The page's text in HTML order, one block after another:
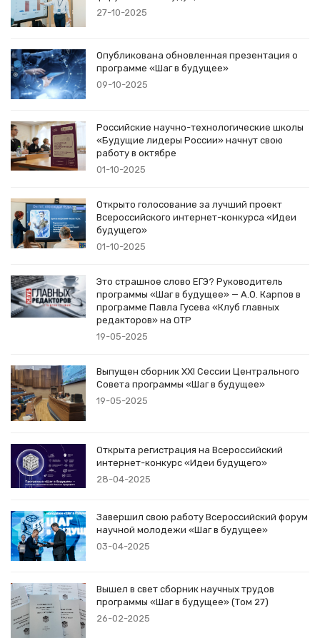
27-10-2025
Опубликована обновленная презентация о
программе «Шаг в будущее»
09-10-2025
Российские научно-технологические школы
«Будущие лидеры России» начнут свою
работу в октябре
01-10-2025
Открыто голосование за лучший проект
Всероссийского интернет-конкурса «Идеи
будущего»
01-10-2025
Это страшное слово ЕГЭ? Руководитель
программы «Шаг в будущее» — А.О. Карпов в
программе Павла Гусева «Клуб главных
редакторов» на ОТР
19-05-2025
Выпущен сборник XXI Сессии Центрального
Совета программы «Шаг в будущее»
19-05-2025
Открыта регистрация на Всероссийский
интернет-конкурс «Идеи будущего»
28-04-2025
Завершил свою работу Всероссийский форум
научной молодежи «Шаг в будущее»
03-04-2025
Вышел в свет сборник научных трудов
программы «Шаг в будущее» (Том 27)
26-02-2025